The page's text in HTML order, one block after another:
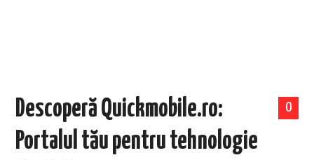
0
Descoperă Quickmobile.ro:
Portalul tău pentru tehnologie